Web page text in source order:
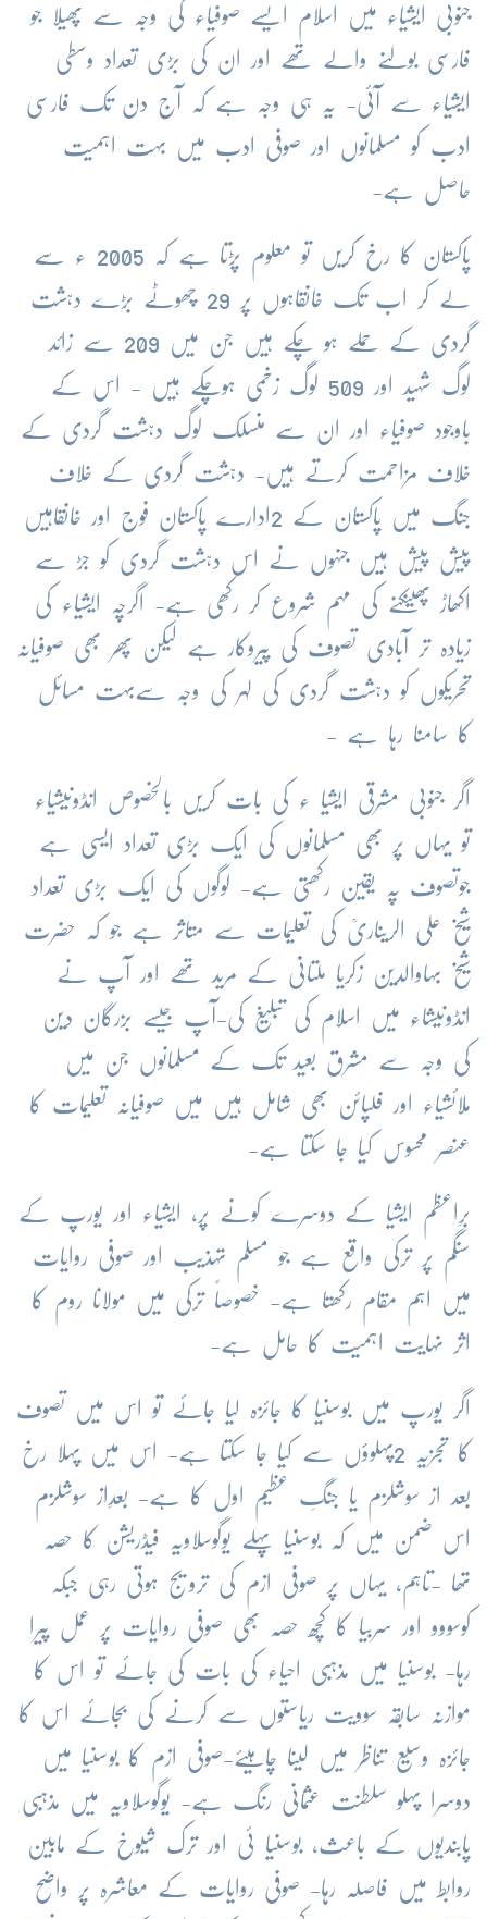
جنوبی ایشیاء میں اسلام ایسے صوفیاء کی وجہ سے پھیلا جو
فارسی بولنے والے تھے اور ان کی بڑی تعداد وسطی
ایشیاء سے آئی- یہ ہی وجہ ہے کہ آج دن تک فارسی
ادب کو مسلمانوں اور صوفی ادب میں بہت اہمیت
حاصل ہے-
پاکستان کا رخ کریں تو معلوم پڑتا ہے کہ 2005 ء سے
لے کر اب تک خانقاہوں پر 29 چھوٹے بڑے دہشت
گردی کے حملے ہو چکے ہیں جن میں 209 سے زائد
لوگ شہید اور 509 لوگ زخمی ہوچکے ہیں - اس کے
باوجود صوفیاء اور ان سے منسلک لوگ دہشت گردی کے
خلاف مزاحمت کرتے ہیں- دہشت گردی کے خلاف
جنگ میں پاکستان کے 2ادارے پاکستان فوج اور خانقاہیں
پیش پیش ہیں جنہوں نے اس دہشت گردی کو جڑ سے
اکھاڑ پھینکنے کی مہم شروع کر رکھی ہے- اگرچہ ایشیاء کی
زیادہ تر آبادی تصوف کی پیروکار ہے لیکن پھر بھی صوفیانہ
تحریکوں کو دہشت گردی کی لہر کی وجہ سےبہت مسائل
کا سامنا رہا ہے -
اگر جنوبی مشرقی ایشیا ء کی بات کریں بالخصوص انڈونیشیاء
تو یہاں پر بھی مسلمانوں کی ایک بڑی تعداد ایسی ہے
جوتصوف پہ یقین رکھتی ہے- لوگوں کی ایک بڑی تعداد
شیخ علی الریناریؒ کی تعلیمات سے متاثر ہے جو کہ حضرت
شیخ بہاوالدین زکریا ملتانیؒ کے مرید تھے اور آپ نے
انڈونیشاء میں اسلام کی تبلیغ کی-آپ جیسے بزرگان دین
کی وجہ سے مشرق بعید تک کے مسلمانوں جن میں
ملائشیاء اور فلپائن بھی شامل ہیں میں صوفیانہ تعلیمات کا
عنصر محسوس کیا جا سکتا ہے-
برِاعظم ایشیا کے دوسرے کونے پر، ایشیاء اور یورپ کے
سنگم پر ترکی واقع ہے جو مسلم تہذیب اور صوفی روایات
میں اہم مقام رکھتا ہے- خصوصاً ترکی میں مولانا روم کا
اثر نہایت اہمیت کا حامل ہے-
اگر یورپ میں بوسنیا کا جائزہ لیا جائے تو اس میں تصوف
کا تجزیہ 2پہلوؤں سے کیا جا سکتا ہے- اس میں پہلا رخ
بعد از سوشلزم یا جنگِ عظیم اول کا ہے- بعدِاز سوشلزم
اس ضمن میں کہ بوسنیا پہلے یوگوسلاویہ فیڈریشن کا حصہ
تھا -تاہم، یہاں پر صوفی ازم کی ترویج ہوتی رہی جبکہ
کوسووو اور سربیا کا کچھ حصہ بھی صوفی روایات پر عمل پیرا
رہا- بوسنیا میں مذہبی احیاء کی بات کی جائے تو اس کا
موازنہ سابقہ سوویت ریاستوں سے کرنے کی بجائے اس کا
جائزہ وسیع تناظر میں لینا چاہیئے-صوفی ازم کا بوسنیا میں
دوسرا پہلو سلطنت عثمانی رنگ ہے- یوگوسلاویہ میں مذہبی
پابندیوں کے باعث، بوسنیا ئی اور ترک شیوخ کے مابین
روابط میں فاصلہ رہا- صوفی روایات کے معاشرہ پر واضح